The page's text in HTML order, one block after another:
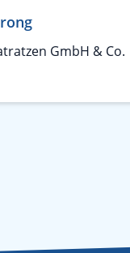
GmbH & Co.